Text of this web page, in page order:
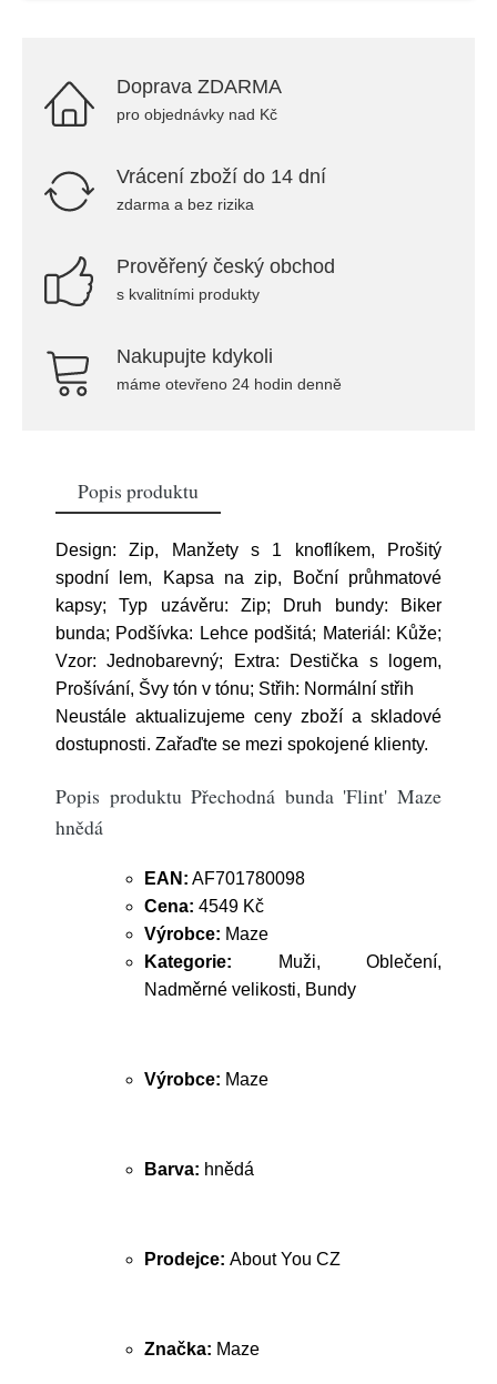
Doprava ZDARMA
pro objednávky nad Kč
Vrácení zboží do 14 dní
zdarma a bez rizika
Prověřený český obchod
s kvalitními produkty
Nakupujte kdykoli
máme otevřeno 24 hodin denně
Popis produktu
Design: Zip, Manžety s 1 knoflíkem, Prošitý
spodní lem, Kapsa na zip, Boční průhmatové
kapsy; Typ uzávěru: Zip; Druh bundy: Biker
bunda; Podšívka: Lehce podšitá; Materiál: Kůže;
Vzor: Jednobarevný; Extra: Destička s logem,
Prošívání, Švy tón v tónu; Střih: Normální střih
Neustále aktualizujeme ceny zboží a skladové
dostupnosti. Zařaďte se mezi spokojené klienty.
Popis produktu Přechodná bunda 'Flint' Maze
hnědá
EAN: AF701780098
Cena: 4549 Kč
Výrobce: Maze
Kategorie: Muži, Oblečení,
Nadměrné velikosti, Bundy
Výrobce: Maze
Barva: hnědá
Prodejce: About You CZ
Značka: Maze